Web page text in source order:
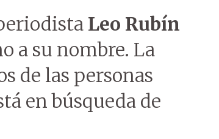
Leo Rubín
a su nombre. La
de las personas
en búsqueda de